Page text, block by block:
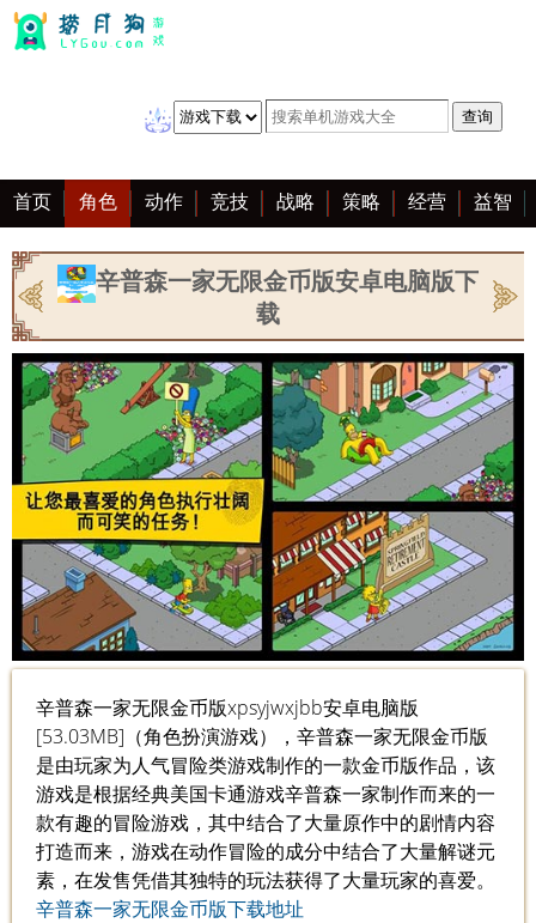
首页 角色 动作 竞技 战略 策略 经营 益智
冒险 棋牌 赛车 音乐 恋爱 单机 大全
辛普森一家无限金币版安卓电脑版下
载
辛普森一家无限金币版xpsyjwxjbb安卓电脑版
[53.03MB]（角色扮演游戏），辛普森一家无限金币版
是由玩家为人气冒险类游戏制作的一款金币版作品，该
游戏是根据经典美国卡通游戏辛普森一家制作而来的一
款有趣的冒险游戏，其中结合了大量原作中的剧情内容
打造而来，游戏在动作冒险的成分中结合了大量解谜元
素，在发售凭借其独特的玩法获得了大量玩家的喜爱。
辛普森一家无限金币版下载地址